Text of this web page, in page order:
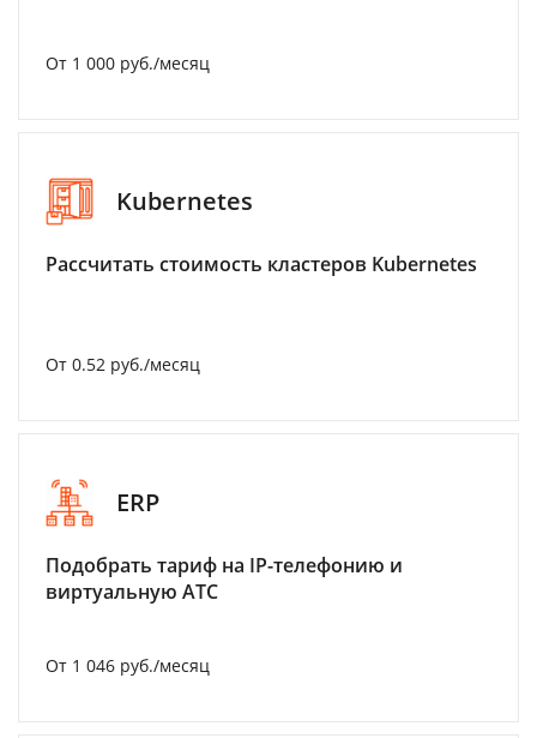
От 1 000 руб./месяц
Kubernetes
Рассчитать стоимость кластеров Kubernetes
От 0.52 руб./месяц
ERP
Подобрать тариф на IP-телефонию и
виртуальную АТС
От 1 046 руб./месяц